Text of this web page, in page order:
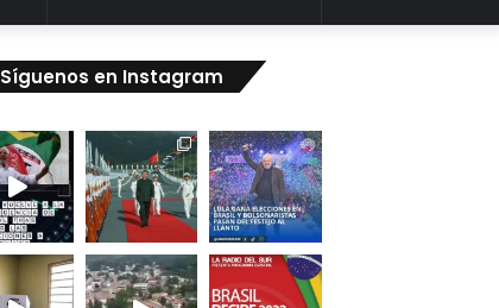
Síguenos en Instagram